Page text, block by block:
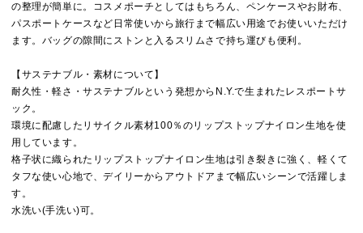
の整理が簡単に。コスメポーチとしてはもちろん、ペンケースやお財布、
パスポートケースなど日常使いから旅行まで幅広い用途でお使いいただけ
ます。バッグの隙間にストンと入るスリムさで持ち運びも便利。
【サステナブル・素材について】
耐久性・軽さ・サステナブルという発想からN.Y.で生まれたレスポートサ
ック。
環境に配慮したリサイクル素材100％のリップストップナイロン生地を使
用しています。
格子状に織られたリップストップナイロン生地は引き裂きに強く、軽くて
タフな使い心地で、デイリーからアウトドアまで幅広いシーンで活躍しま
す。
水洗い(手洗い)可。